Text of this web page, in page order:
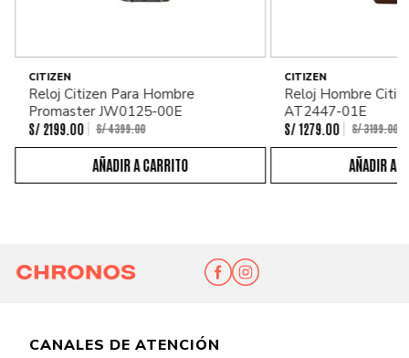
CITIZEN
Reloj Citizen Para Hombre
Promaster JW0125-00E
S/ 2199. 00 S/4399.00
CITIZEN
Reloj Hombre
AT2447-01E
S/ 1279 00 S/3199.00
CANALES DE ATENCIÓN